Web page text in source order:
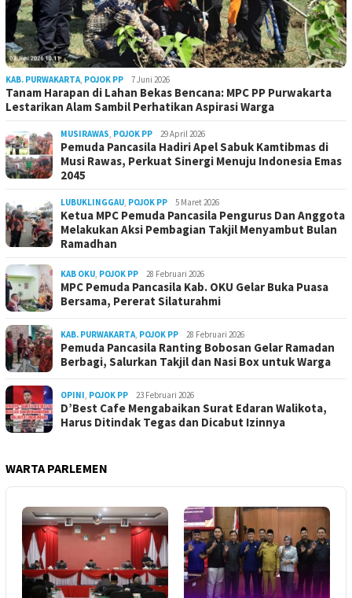
KAB. PURWAKARTA POJOK PP 7 Juni 2026
Tanam Harapan di Lahan Bekas Bencana: MPC PP Purwakarta
Lestarikan Alam Sambil Perhatikan Aspirasi Warga
MUSIRAWAS POJOK PP 29 April 2026
Pemuda Pancasila Hadiri Apel Sabuk Kamtibmas di
Musi Rawas, Perkuat Sinergi Menuju Indonesia Emas
2045
LUBUKLINGGAU POJOK PP 5 Maret 2026
Ketua MPC Pemuda Pancasila Pengurus Dan Anggota
Melakukan Aksi Pembagian Takjil Menyambut Bulan
Ramadhan
KAB OKU POJOK PP 28 Februari 2026
MPC Pemuda Pancasila Kab. OKU Gelar Buka Puasa
Bersama, Pererat Silaturahmi
KAB. PURWAKARTA POJOK PP 28 Februari 2026
Pemuda Pancasila Ranting Bobosan Gelar Ramadan
Berbagi, Salurkan Takjil dan Nasi Box untuk Warga
OPINI POJOK PP 23 Februari 2026
D’Best Cafe Mengabaikan Surat Edaran Walikota,
Harus Ditindak Tegas dan Dicabut Izinnya
WARTA PARLEMEN